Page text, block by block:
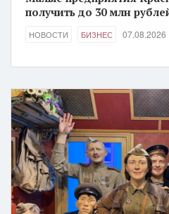
получить до 30 млн
НОВОСТИ БИЗНЕС 07.08.2026